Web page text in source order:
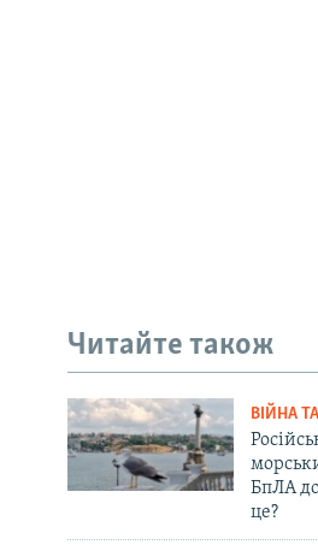
Читайте також
ВІЙНА
БпЛА
це?